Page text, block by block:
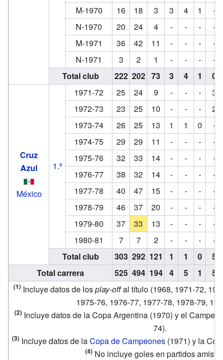
M-1970
16 18 3 3 4 1
-
N-1970
20 24 4 - - -
-
M-1971
36 42 11 - - -
-
N-1971
3 2 1 - - -
-
Total club
222 202 73 3 4 1 0
Cruz
Azul
México
1.ª
1971-72 25 24 9 - - -
3
1972-73
23 25 10 - - -
2
1973-74
26 25 13 1 1 0
-
1974-75
29 29 11 - - -
-
1975-76
32 33 14 - - -
-
1976-77
38 32 14 - - -
-
1977-78
40 47 15 - - -
-
1978-79
46 37 20 - - -
-
1979-80
37 33 13 - - -
-
1980-81
7 7 2 - - -
-
Total club
303 292 121 1 1 0
5
Total carrera
525 494 194 4 5 1 5
(1) Incluye datos de losplay-offal título (1968, 1971-72,
1975-76, 1976-77, 1977-78, 1978-79,
(2) Incluye datos de la Copa Argentina (1970) y el
74).
(3) Incluye datos de laCopa de Campeones (1971) y la
(4) No incluye goles en partidos